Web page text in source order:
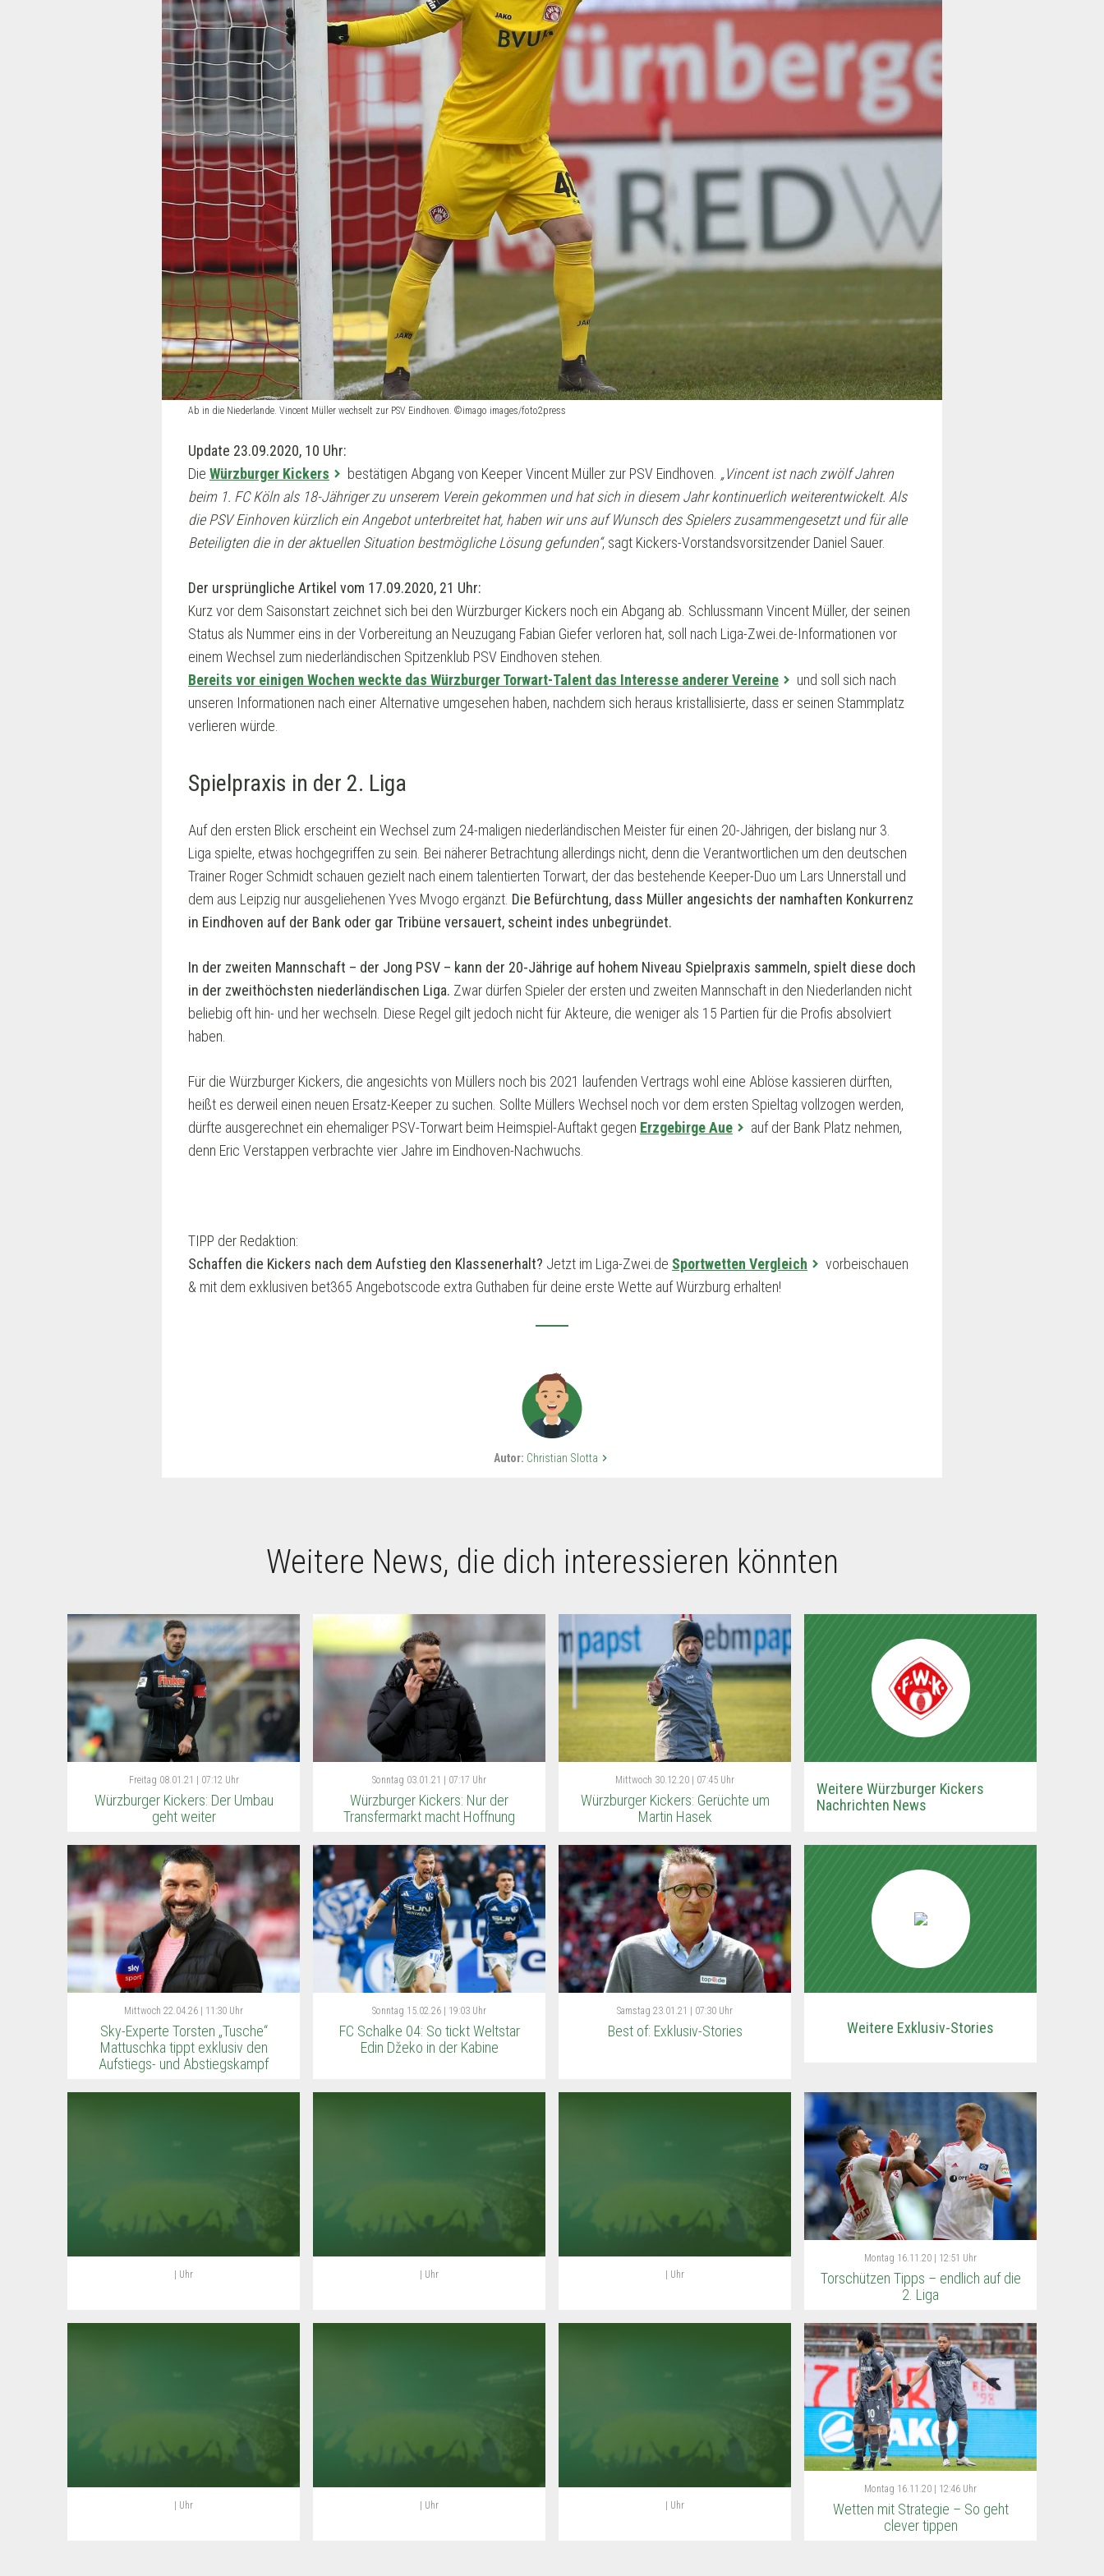
Ab in die Niederlande. Vincent Müller wechselt zur PSV Eindhoven. ©imago images/foto2press
Update 23.09.2020, 10 Uhr:
Die Würzburger Kickers bestätigen Abgang von Keeper Vincent Müller zur PSV Eindhoven. „Vincent ist nach zwölf Jahren
beim 1. FC Köln als 18-Jähriger zu unserem Verein gekommen und hat sich in diesem Jahr kontinuerlich weiterentwickelt. Als
die PSV Einhoven kürzlich ein Angebot unterbreitet hat, haben wir uns auf Wunsch des Spielers zusammengesetzt und für alle
Beteiligten die in der aktuellen Situation bestmögliche Lösung gefunden“, sagt Kickers-Vorstandsvorsitzender Daniel Sauer.
Der ursprüngliche Artikel vom 17.09.2020, 21 Uhr:
Kurz vor dem Saisonstart zeichnet sich bei den Würzburger Kickers noch ein Abgang ab. Schlussmann Vincent Müller, der seinen
Status als Nummer eins in der Vorbereitung an Neuzugang Fabian Giefer verloren hat, soll nach Liga-Zwei.de-Informationen vor
einem Wechsel zum niederländischen Spitzenklub PSV Eindhoven stehen.
Bereits vor einigen Wochen weckte das Würzburger Torwart-Talent das Interesse anderer Vereine
und soll sich nach
unseren Informationen nach einer Alternative umgesehen haben, nachdem sich heraus kristallisierte, dass er seinen Stammplatz
verlieren würde.
Spielpraxis in der 2. Liga
Auf den ersten Blick erscheint ein Wechsel zum 24-maligen niederländischen Meister für einen 20-Jährigen, der bislang nur 3.
Liga spielte, etwas hochgegriffen zu sein. Bei näherer Betrachtung allerdings nicht, denn die Verantwortlichen um den deutschen
Trainer Roger Schmidt schauen gezielt nach einem talentierten Torwart, der das bestehende Keeper-Duo um Lars Unnerstall und
dem aus Leipzig nur ausgeliehenen Yves Mvogo ergänzt. Die Befürchtung, dass Müller angesichts der namhaften Konkurrenz
in Eindhoven auf der Bank oder gar Tribüne versauert, scheint indes unbegründet.
In der zweiten Mannschaft – der Jong PSV – kann der 20-Jährige auf hohem Niveau Spielpraxis sammeln, spielt diese doch
in der zweithöchsten niederländischen Liga. Zwar dürfen Spieler der ersten und zweiten Mannschaft in den Niederlanden nicht
beliebig oft hin- und her wechseln. Diese Regel gilt jedoch nicht für Akteure, die weniger als 15 Partien für die Profis absolviert
haben.
Für die Würzburger Kickers, die angesichts von Müllers noch bis 2021 laufenden Vertrags wohl eine Ablöse kassieren dürften,
heißt es derweil einen neuen Ersatz-Keeper zu suchen. Sollte Müllers Wechsel noch vor dem ersten Spieltag vollzogen werden,
dürfte ausgerechnet ein ehemaliger PSV-Torwart beim Heimspiel-Auftakt gegen Erzgebirge Aue
auf der Bank Platz nehmen,
denn Eric Verstappen verbrachte vier Jahre im Eindhoven-Nachwuchs.
TIPP der Redaktion:
Schaffen die Kickers nach dem Aufstieg den Klassenerhalt? Jetzt im Liga-Zwei.de Sportwetten Vergleich
vorbeischauen
& mit dem exklusiven bet365 Angebotscode extra Guthaben für deine erste Wette auf Würzburg erhalten!
Autor: Christian Slotta keyboard_arrow_right
Weitere News, die dich interessieren könnten
Freitag 08.01.21 | 07:12 Uhr
Würzburger Kickers: Der Umbau
geht weiter
Sonntag 03.01.21 | 07:17 Uhr
Würzburger Kickers: Nur der
Transfermarkt macht Hoffnung
Mittwoch 30.12.20 | 07:45 Uhr
Würzburger Kickers: Gerüchte um
Martin Hasek
Weitere Würzburger Kickers
Nachrichten News
Mittwoch 22.04.26 | 11:30 Uhr
Sky-Experte Torsten „Tusche“
Mattuschka tippt exklusiv den
Aufstiegs- und Abstiegskampf
Sonntag 15.02.26 | 19:03 Uhr
FC Schalke 04: So tickt Weltstar
Edin Džeko in der Kabine
Samstag 23.01.21 | 07:30 Uhr
Best of: Exklusiv-Stories Weitere Exklusiv-Stories
| Uhr | Uhr | Uhr
Montag 16.11.20 | 12:51 Uhr
Torschützen Tipps – endlich auf die
2. Liga
| Uhr | Uhr | Uhr
Montag 16.11.20 | 12:46 Uhr
Wetten mit Strategie – So geht
clever tippen